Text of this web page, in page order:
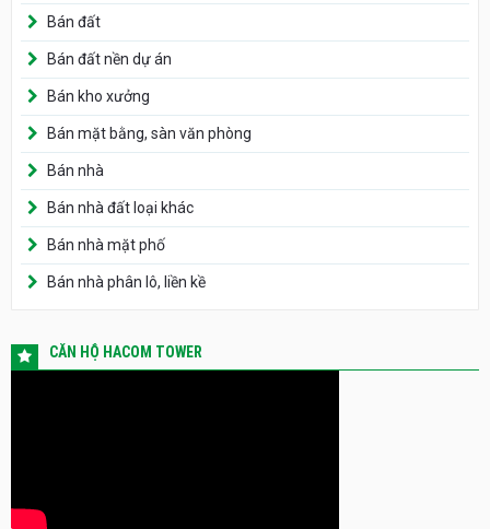
Bán đất
Bán đất nền dự án
Bán kho xưởng
Bán mặt bằng, sàn văn phòng
Bán nhà
Bán nhà đất loại khác
Bán nhà mặt phố
Bán nhà phân lô, liền kề
CĂN HỘ HACOM TOWER